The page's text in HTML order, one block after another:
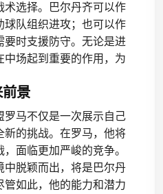
选择。巴尔丹齐可以作
球队组织进攻；也可以作
要时支援防守。无论是进
场起到重要的作用，为
景
罗马不仅是一次展示自己
新的挑战。在罗马，他将
面临更加严峻的竞争。
脱颖而出，将是巴尔丹
如此，他的能力和潜力